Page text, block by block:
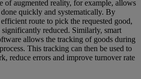
of augmented reality, for example, allows
quickly and systematically. By
route to pick the requested good,
significantly reduced. Similarly, smart
allows the tracking of goods during
This tracking can then be used to
reduce errors and improve turnover rate